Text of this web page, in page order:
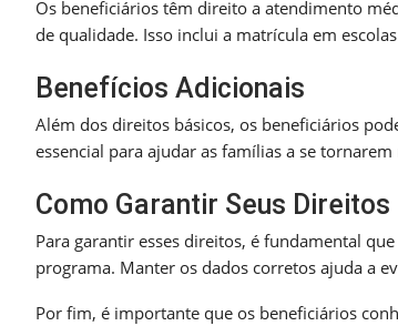
Os beneficiários têm direito a atendimento
de qualidade. Isso inclui a matrícula em
Benefícios Adicionais
Além dos direitos básicos, os beneficiários
essencial para ajudar as famílias a se
Como Garantir Seus Direitos
Para garantir esses direitos, é fundamental
programa. Manter os dados corretos ajuda a
Por fim, é importante que os beneficiários